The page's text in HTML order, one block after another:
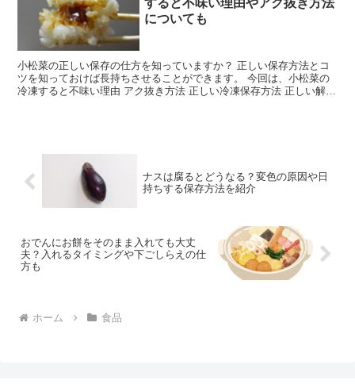
すると不味い理由やアク抜き方法
についても
小松菜の正しい保存の仕方を知っていますか？ 正しい保存方法とコ
ツを知っておけば長持ちさせることができます。 今回は、小松菜の
冷凍すると不味い理由 アク抜き方法 正しい冷凍保存方法 正しい解凍
ナスは腐るとどうなる？変色の原因や日
持ちする保存方法を紹介
おでんにお餅をそのまま入れても大丈
夫？入れるタイミングや下ごしらえの仕
方も
ホーム 食品